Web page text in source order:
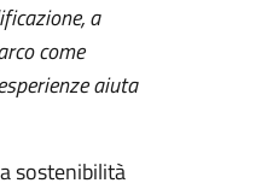
a
come
aiuta
sostenibilità